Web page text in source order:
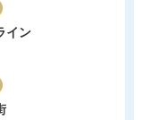
イン